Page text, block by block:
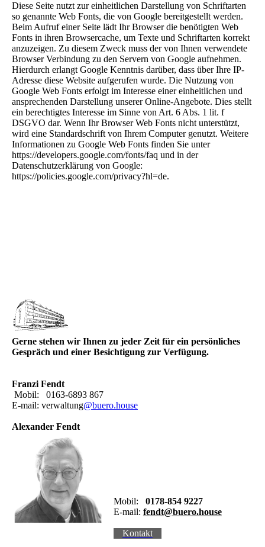
Diese Seite nutzt zur einheitlichen Darstellung von Schriftarten
so genannte Web Fonts, die von Google bereitgestellt werden.
Beim Aufruf einer Seite lädt Ihr Browser die benötigten Web
Fonts in ihren Browsercache, um Texte und Schriftarten korrekt
anzuzeigen. Zu diesem Zweck muss der von Ihnen verwendete
Browser Verbindung zu den Servern von Google aufnehmen.
Hierdurch erlangt Google Kenntnis darüber, dass über Ihre IP-
Adresse diese Website aufgerufen wurde. Die Nutzung von
Google Web Fonts erfolgt im Interesse einer einheitlichen und
ansprechenden Darstellung unserer Online-Angebote. Dies stellt
ein berechtigtes Interesse im Sinne von Art. 6 Abs. 1 lit. f
DSGVO dar. Wenn Ihr Browser Web Fonts nicht unterstützt,
wird eine Standardschrift von Ihrem Computer genutzt. Weitere
Informationen zu Google Web Fonts finden Sie unter
https://developers.google.com/fonts/faq und in der
Datenschutzerklärung von Google:
https://policies.google.com/privacy?hl=de.
Gerne stehen wir Ihnen zu jeder Zeit für ein per­sönliches
Gespräch und einer Besichtigung zur Verfügung.
Franzi Fendt
Mobil: 0163-6893 867
E-mail: verwaltung@buero.house
Alexander Fendt
Mobil:
0178-854 9227
E-mail: fendt@buero.house
Kontakt